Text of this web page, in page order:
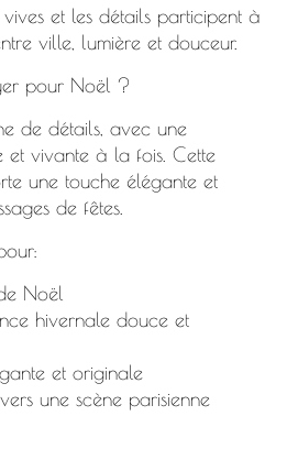
et les détails participent à
ville, lumière et douceur.
pour Noël ?
de détails, avec une
et vivante à la fois. Cette
une touche élégante et
de fêtes.
Noël
hivernale douce et
et originale
une scène parisienne